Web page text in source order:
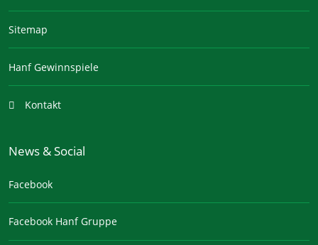
Sitemap
Hanf Gewinnspiele
Kontakt
News & Social
Facebook
Facebook Hanf Gruppe